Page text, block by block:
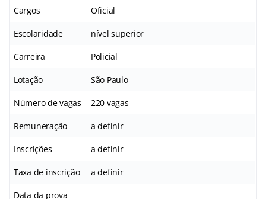
Cargos Oficial
Escolaridade nível superior
Carreira Policial
Lotação São Paulo
Número de vagas 220 vagas
Remuneração a definir
Inscrições a definir
Taxa de inscrição a definir
Data da prova